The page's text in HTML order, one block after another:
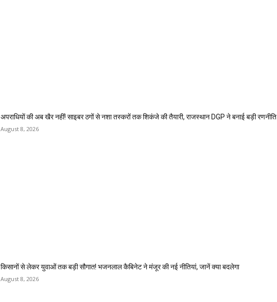
अपराधियों की अब खैर नहीं! साइबर ठगों से नशा तस्करों तक शिकंजे की तैयारी, राजस्थान DGP ने बनाई बड़ी रणनीति
August 8, 2026
किसानों से लेकर युवाओं तक बड़ी सौगात! भजनलाल कैबिनेट ने मंजूर की नई नीतियां, जानें क्या बदलेगा
August 8, 2026